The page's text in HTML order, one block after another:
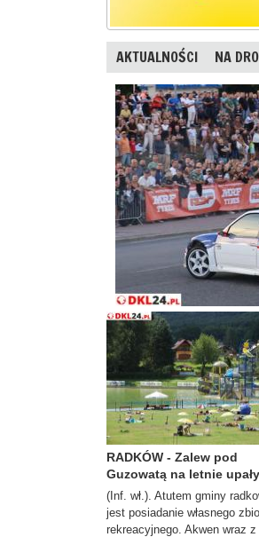
AKTUALNOŚCI NA
RADKÓW - Zalew pod
Guzowatą na letnie upały
(Inf. wł.). Atutem gminy
jest posiadanie własnego
rekreacyjnego. Akwen wraz z